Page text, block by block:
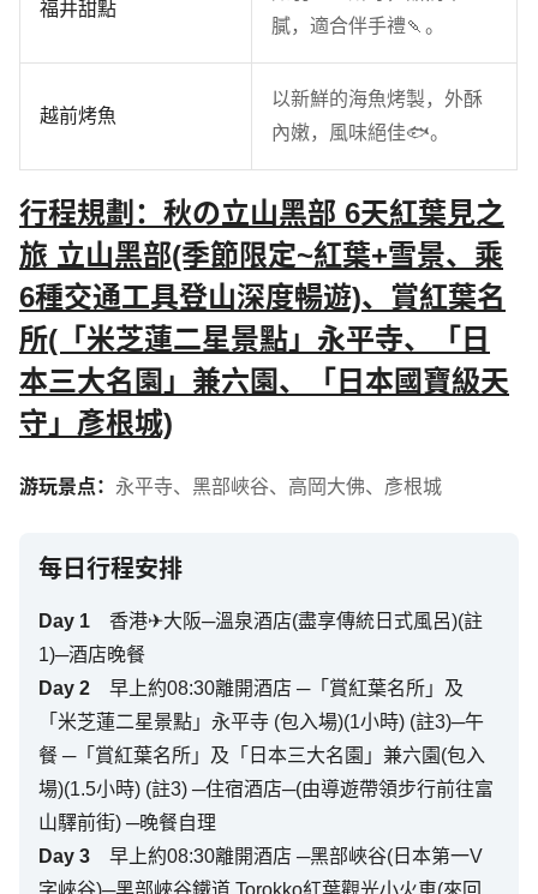
福井甜點
膩，適合伴手禮🍡。
越前烤魚
以新鮮的海魚烤製，外酥
內嫩，風味絕佳🐟。
行程規劃：秋の立山黑部 6天紅葉見之
旅 立山黑部(季節限定~紅葉+雪景、乘
6種交通工具登山深度暢遊)、賞紅葉名
所(「米芝蓮二星景點」永平寺、「日
本三大名園」兼六園、「日本國寶級天
守」彥根城)
游玩景点： 永平寺、 黑部峽谷、 高岡大佛、 彥根城
每日行程安排
Day 1
香港✈大阪─溫泉酒店(盡享傳統日式風呂)(註
1)─酒店晚餐
Day 2
早上約08:30離開酒店 ─「賞紅葉名所」及
「米芝蓮二星景點」永平寺 (包入場)(1小時) (註3)─午
餐 ─「賞紅葉名所」及「日本三大名園」兼六園(包入
場)(1.5小時) (註3) ─住宿酒店─(由導遊帶領步行前往富
山驛前街) ─晚餐自理
Day 3
早上約08:30離開酒店 ─黑部峽谷(日本第一V